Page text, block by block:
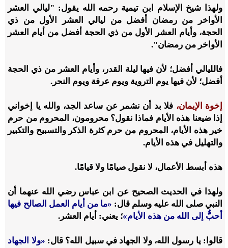
ولهذا شيخ الإسلام ابن تيمية رحمه الله يقول: "ليالي العشر
الأواخر من رمضان أفضل من ليالي العشر الأول من ذي
الحجة، وأيام العشر الأول من ذي الحجة أفضل من أيام العشر
الأواخر من رمضان".
فالليالي أفضل؛ لأن فيها ليلة القدر، وأيام العشر من ذي الحجة
أفضل؛ لأن فيها يوم التروية ويوم عرفة ويوم النحر.
إخوة الإيمان، فلا بد أن نشمر عن ساعد الجد، والله يا إخواني
إذا ضيعنا هذه الأيام فماذا نقول؟ محرومون، المحروم من حرم
خير هذه الأيام، المحروم من حرم كثرة الذكر والتسبيح والتكبير
والتهليل في هذه الأيام.
هذه أبسط الأعمال، لا نقول صيامًا ولا قيامًا.
ولهذا في الحديث الصحيح عن ابن عباس رضي الله عنهما أن
النبي صلى الله عليه وسلم قال: «ما من أيام العمل الصالح فيها
أحبُّ إلى الله من هذه الأيام»؛ يعني: أيام العشر.
قالوا: يا رسول الله، ولا الجهاد في سبيل الله؟ قال: «ولا الجهاد